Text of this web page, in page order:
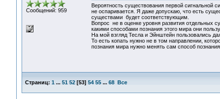
Сообщений: 959
Вероятность существования первой сигнальной
не оспаривается. Я даже допускаю, что есть
существами будет соответствующим.
Вопрос не в оценке уровня развития отдельных
какими способами познания этого мира они
На мой взгляд Тесла и Эйнштейн пользовались
То есть копать нужно не в том направлении,
познания мира нужно менять сам способ
Страниц: 1 ... 51 52[53] 54 55 ... 68 Все